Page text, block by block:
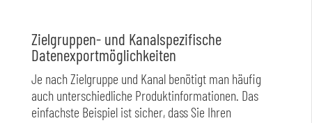
Zielgruppen- und Kanalspezifische
Datenexportmöglichkeiten
Je nach Zielgruppe und Kanal benötigt man häufig
auch unterschiedliche Produktinformationen. Das
einfachste Beispiel ist sicher, dass Sie Ihren